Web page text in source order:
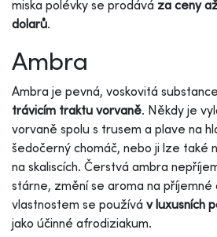
miska polévky se prodává za ceny
dolarů.
Ambra
Ambra je pevná, voskovitá
trávicím traktu vorvaně. Někdy je
vorvaně spolu s trusem a plave na
šedočerný chomáč, nebo ji lze také
na skaliscích. Čerstvá ambra
stárne, změní se aroma na příjemné
vlastnostem se používá v luxusních
jako účinné afrodiziakum.